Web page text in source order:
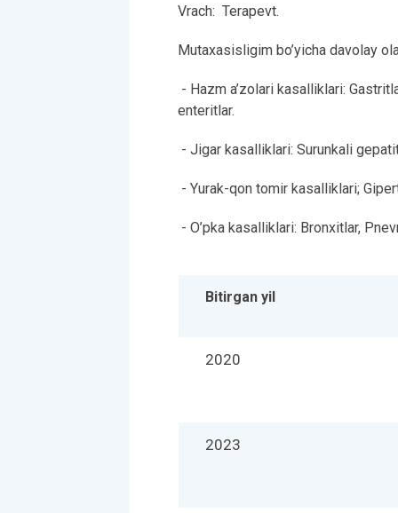
Vrach: Terapevt.
Mutaxasisligim bo’yicha davolay
- Hazm a’zolari kasalliklari:
enteritlar.
- Jigar kasalliklari: Surunkali
- Yurak-qon tomir kasalliklari;
- O’pka kasalliklari: Bronxitlar,
Bitirgan yil
2020
2023